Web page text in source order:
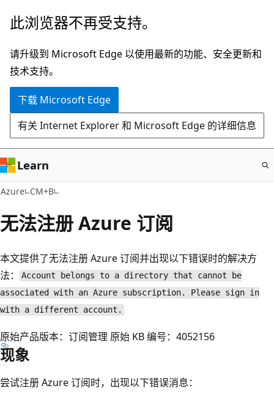
跳
主
要
内
此浏览器不再受支持。
请升级到 Microsoft Edge 以使用最新的功能、安全更新和
技术支持。
下载 Microsoft Edge
有关 Internet Explorer 和 Microsoft Edge 的详细信息
Learn
Azure CM+B
无法注册 Azure 订阅
本文提供了无法注册 Azure 订阅并出现以下错误时的解决方
法：
Account belongs to a directory that cannot be
associated with an Azure subscription. Please sign in
with a different account.
原始产品版本：订阅管理 原始 KB 编号：4052156
现象
尝试注册 Azure 订阅时，出现以下错误消息：